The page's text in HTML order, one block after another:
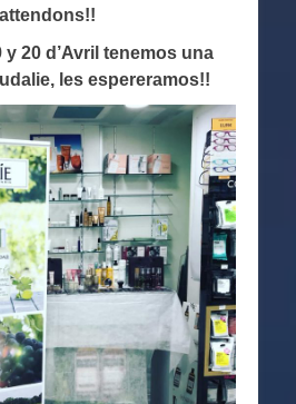
attendons!!
y 20 d’Avril tenemos una
les espereramos!!